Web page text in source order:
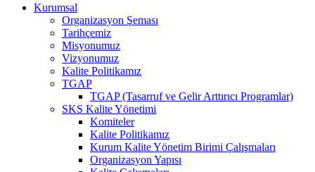
Kurumsal
Organizasyon Şeması
Tarihçemiz
Misyonumuz
Vizyonumuz
Kalite Politikamız
TGAP
TGAP (Tasarruf ve Gelir Arttırıcı Programlar)
SKS Kalite Yönetimi
Komiteler
Kalite Politikamız
Kurum Kalite Yönetim Birimi Çalışmaları
Organizasyon Yapısı